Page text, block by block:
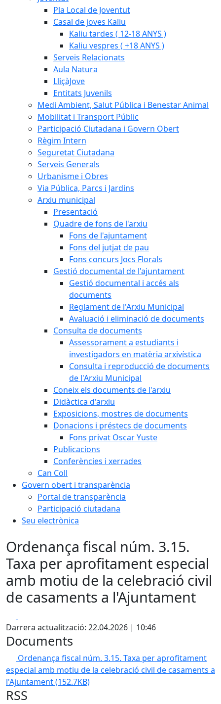
Pla Local de Joventut
Casal de joves Kaliu
Kaliu tardes ( 12-18 ANYS )
Kaliu vespres ( +18 ANYS )
Serveis Relacionats
Aula Natura
LliçàJove
Entitats Juvenils
Medi Ambient, Salut Pública i Benestar Animal
Mobilitat i Transport Públic
Participació Ciutadana i Govern Obert
Règim Intern
Seguretat Ciutadana
Serveis Generals
Urbanisme i Obres
Via Pública, Parcs i Jardins
Arxiu municipal
Presentació
Quadre de fons de l'arxiu
Fons de l'ajuntament
Fons del jutjat de pau
Fons concurs Jocs Florals
Gestió documental de l'ajuntament
Gestió documental i accés als
documents
Reglament de l'Arxiu Municipal
Avaluació i eliminació de documents
Consulta de documents
Assessorament a estudiants i
investigadors en matèria arxivística
Consulta i reproducció de documents
de l'Arxiu Municipal
Coneix els documents de l'arxiu
Didàctica d'arxiu
Exposicions, mostres de documents
Donacions i préstecs de documents
Fons privat Oscar Yuste
Publicacions
Conferències i xerrades
Can Coll
Govern obert i transparència
Portal de transparència
Participació ciutadana
Seu electrònica
Ordenança fiscal núm. 3.15.
Taxa per aprofitament especial
amb motiu de la celebració civil
de casaments a l'Ajuntament
Darrera actualització: 22.04.2026 | 10:46
Documents
Ordenança fiscal núm. 3.15. Taxa per aprofitament
especial amb motiu de la celebració civil de casaments a
l'Ajuntament(152.7KB)
RSS